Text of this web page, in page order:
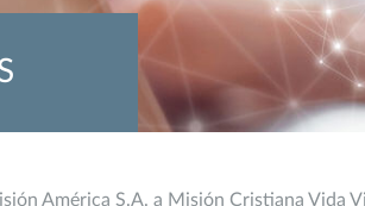
América S.A. a Misión Cristiana Vida